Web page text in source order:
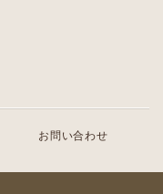
お問い合わせ